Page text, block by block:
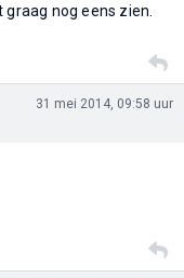
nog eens zien.
31 mei 2014, 09:58 uur